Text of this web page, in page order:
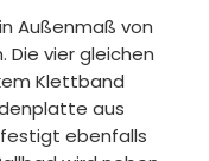
Außenmaß von
Die vier gleichen
Klettband
aus
ebenfalls